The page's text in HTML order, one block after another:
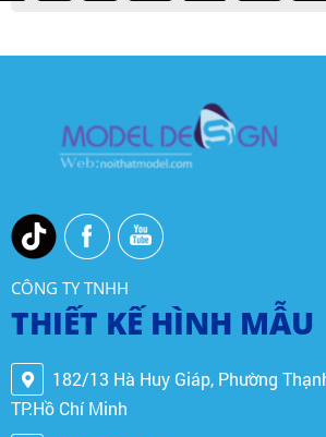
CÔNG TY TNHH
THIẾT KẾ HÌNH MẪU
182/13 Hà Huy Giáp, Phường
TP.Hồ Chí Minh